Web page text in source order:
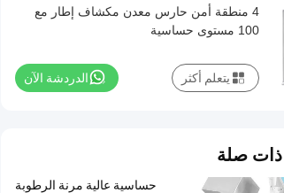
4 منطقة أمن حارس معدن مكشاف إطار مع
100 مستوى حساسية
الدردشة الآن يتعلم أكثر
ذات صلة
حساسية عالية مرنة الرطوبة